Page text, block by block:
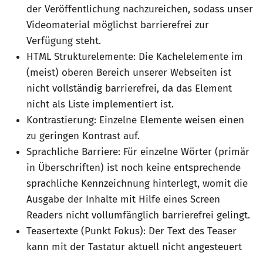
der Veröffentlichung nachzureichen, sodass unser
Videomaterial möglichst barrierefrei zur
Verfügung steht.
HTML Strukturelemente: Die Kachelelemente im
(meist) oberen Bereich unserer Webseiten ist
nicht vollständig barrierefrei, da das Element
nicht als Liste implementiert ist.
Kontrastierung: Einzelne Elemente weisen einen
zu geringen Kontrast auf.
Sprachliche Barriere: Für einzelne Wörter (primär
in Überschriften) ist noch keine entsprechende
sprachliche Kennzeichnung hinterlegt, womit die
Ausgabe der Inhalte mit Hilfe eines Screen
Readers nicht vollumfänglich barrierefrei gelingt.
Teasertexte (Punkt Fokus): Der Text des Teaser
kann mit der Tastatur aktuell nicht angesteuert